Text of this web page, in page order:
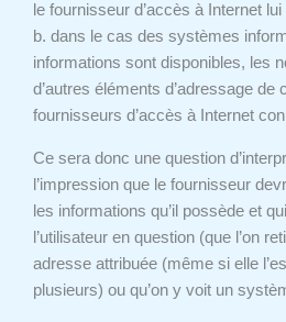
le fournisseur d’accès à Internet
b. dans le cas des systèmes
informations sont disponibles, les
d’autres éléments d’adressage
fournisseurs d’accès à Internet
Ce sera donc une question
l’impression que le fournisseur
les informations qu’il possède et
l’utilisateur en question (que l’on
adresse attribuée (même si elle
plusieurs) ou qu’on y voit un